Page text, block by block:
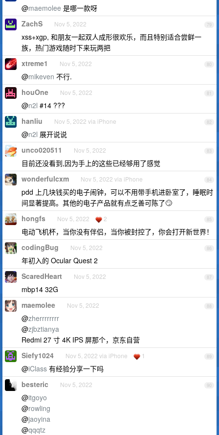
@maemolee 是哪一款呀
79
ZachS Nov 5, 2022
xss+xgp, 和朋友一起双人成形很欢乐，而且特别适合尝鲜一
族，热门游戏随时下来玩两把
80
xtreme1 Nov 5, 2022
@mikeven 不行.
81
houOne Nov 5, 2022
@n2l #14 ???
82
hanliu Nov 5, 2022 via iPhone
@n2l 展开说说
83
unco020511 Nov 5, 2022
目前还没看到,因为手上的这些已经够用了感觉
84
wonderfulcxm Nov 5, 2022 via iPhone
pdd 上几块钱买的电子闹钟，可以不用带手机进卧室了，睡眠时
间显著提高。其他的电子产品就有点乏善可陈了🙄️
85
hongfs Nov 5, 2022 2
电动飞机杯，当你没有伴侣，当你被封控了，你会打开新世界！
86
codingBug Nov 5, 2022
年初入的 Ocular Quest 2
87
ScaredHeart Nov 5, 2022
mbp14 32G
88
maemolee Nov 5, 2022
@zherrrrrrrr
@zjbztianya
Redmi 27 寸 4K IPS 屏那个，京东自营
89
Siefy1024 Nov 5, 2022 via iPhone 1
@iClass 有经验分享一下吗
90
besteric Nov 5, 2022
@itgoyo
@rowling
@jaoyina
@qqqtz